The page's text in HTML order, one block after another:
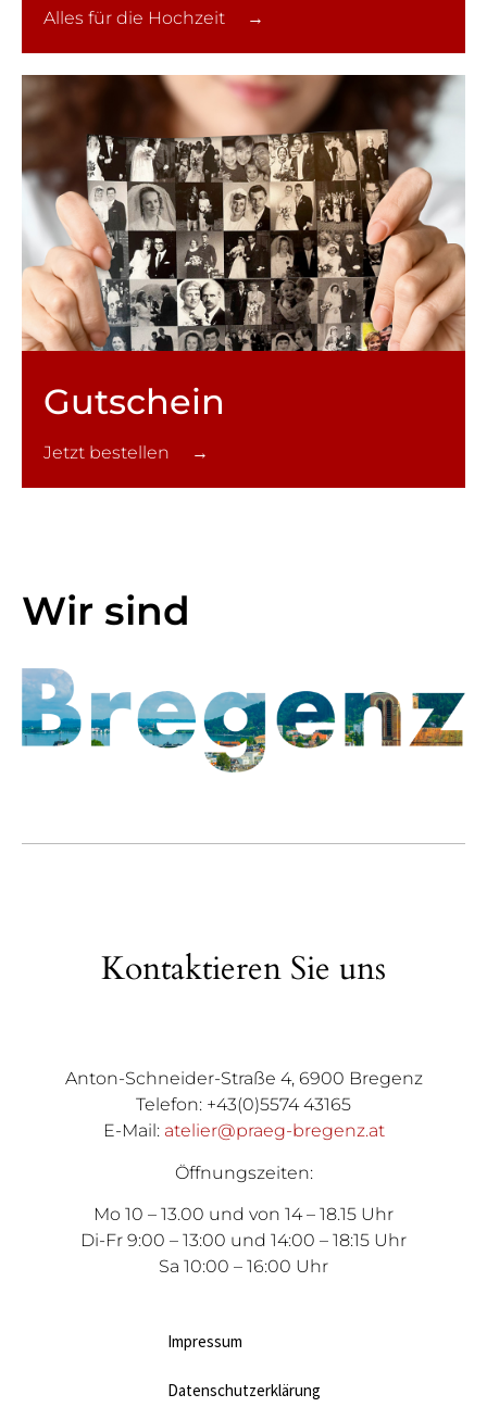
Alles für die Hochzeit →
Gutschein
Jetzt bestellen →
Wir sind
Kontaktieren Sie uns
Anton-Schneider-Straße 4, 6900 Bregenz
Telefon: +43(0)5574 43165
E-Mail: atelier@praeg-bregenz.at
Öffnungszeiten:
Mo 10 – 13.00 und von 14 – 18.15 Uhr
Di-Fr 9:00 – 13:00 und 14:00 – 18:15 Uhr
Sa 10:00 – 16:00 Uhr
Impressum
Datenschutzerklärung